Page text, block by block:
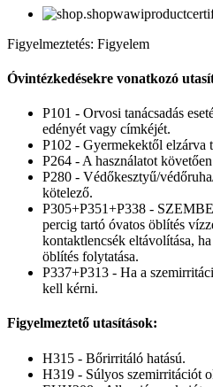
Figyelmeztetés: Figyelem
Óvintézkedésekre vonatkozó
P101 - Orvosi tanácsadás
edényét vagy címkéjét.
P102 - Gyermekektől elzárva
P264 - A használatot
P280 - Védőkesztyű/
kötelező.
P305+P351+P338 -
percig tartó óvatos öblítés
kontaktlencsék eltávolítása,
öblítés folytatása.
P337+P313 - Ha a
kell kérni.
Figyelmeztető utasítások:
H315 - Bőrirritáló hatású.
H319 - Súlyos szemirritációt